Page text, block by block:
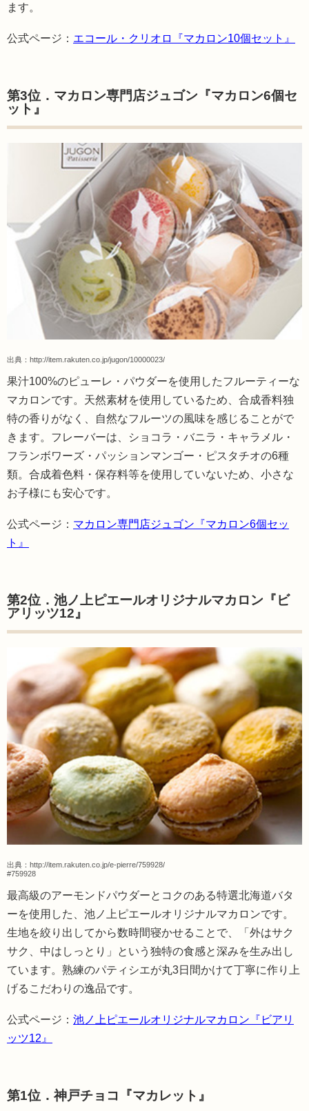
ます。
公式ページ： エコール・クリオロ『マカロン10個セット』
第3位．マカロン専門店ジュゴン『マカロン6個セ
ット』
出典： http://item.rakuten.co.jp/jugon/10000023/
果汁100%のピューレ・パウダーを使用したフルーティーな
マカロンです。天然素材を使用しているため、合成香料独
特の香りがなく、自然なフルーツの風味を感じることがで
きます。フレーバーは、ショコラ・バニラ・キャラメル・
フランボワーズ・パッションマンゴー・ピスタチオの6種
類。合成着色料・保存料等を使用していないため、小さな
お子様にも安心です。
公式ページ： マカロン専門店ジュゴン『マカロン6個セッ
ト』
第2位．池ノ上ピエールオリジナルマカロン『ビ
アリッツ12』
出典： http://item.rakuten.co.jp/e-pierre/759928/
#759928
最高級のアーモンドパウダーとコクのある特選北海道バタ
ーを使用した、池ノ上ピエールオリジナルマカロンです。
生地を絞り出してから数時間寝かせることで、「外はサク
サク、中はしっとり」という独特の食感と深みを生み出し
ています。熟練のパティシエが丸3日間かけて丁寧に作り上
げるこだわりの逸品です。
公式ページ： 池ノ上ピエールオリジナルマカロン『ビアリ
ッツ12』
第1位．神戸チョコ『マカレット』